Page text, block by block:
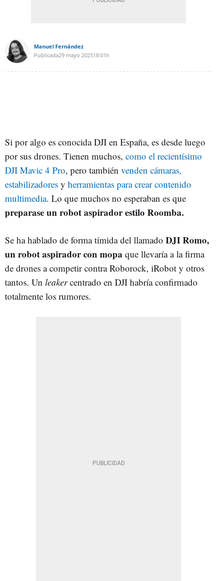
Manuel Fernández
Publicada29 mayo 202518:01h
Si por algo es conocida DJI en España, es desde luego
por sus drones. Tienen muchos, como el recientísimo
DJI Mavic 4 Pro, pero también venden cámaras,
estabilizadores y herramientas para crear contenido
multimedia. Lo que muchos no esperaban es que
preparase un robot aspirador estilo Roomba.
Se ha hablado de forma tímida del llamado DJI Romo,
un robot aspirador con mopa que llevaría a la firma
de drones a competir contra Roborock, iRobot y otros
tantos. Un leakercentrado en DJI habría confirmado
totalmente los rumores.